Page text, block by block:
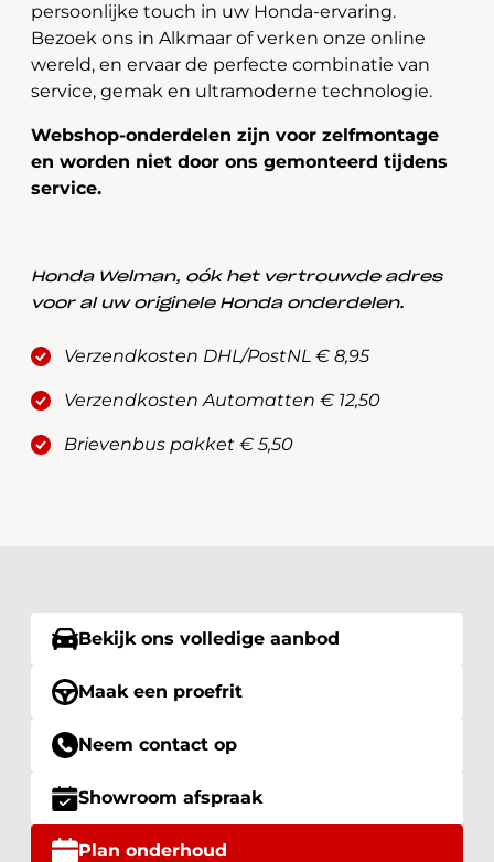
persoonlijke touch in uw Honda-ervaring.
Bezoek ons in Alkmaar of verken onze online
wereld, en ervaar de perfecte combinatie van
service, gemak en ultramoderne technologie.
Webshop-onderdelen zijn voor zelfmontage
en worden niet door ons gemonteerd tijdens
service.
Honda Welman, oók het vertrouwde adres
voor al uw originele Honda onderdelen.
Verzendkosten DHL/PostNL € 8,95
Verzendkosten Automatten € 12,50
Brievenbus pakket € 5,50
Bekijk ons volledige aanbod
Maak een proefrit
Neem contact op
Showroom afspraak
Plan onderhoud